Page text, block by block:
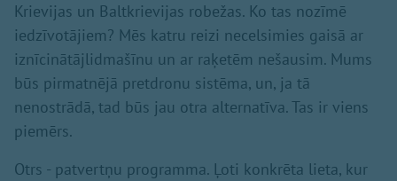
Krievijas un Baltkrievijas robežas. Ko tas nozīmē
iedzīvotājiem? Mēs katru reizi necelsimies gaisā ar
iznīcinātājlidmašīnu un ar raķetēm nešausim. Mums
būs pirmatnējā pretdronu sistēma, un, ja tā
nenostrādā, tad būs jau otra alternatīva. Tas ir viens
piemērs.
Otrs - patvertņu programma. Ļoti konkrēta lieta, kur